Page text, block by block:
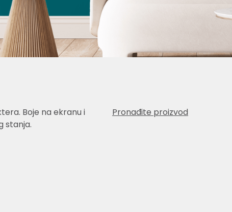
Boje na ekranu i
stanja.
Pronađite proizvod